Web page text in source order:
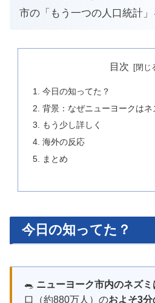
市の「もう一つの人口統計」
目次
今日の知ってた？
背景：なぜニューヨークは
もう少し詳しく
海外の反応
まとめ
今日の知ってた？
🐀 ニューヨーク市内のネズ
口（約880万人）のおよそ3分